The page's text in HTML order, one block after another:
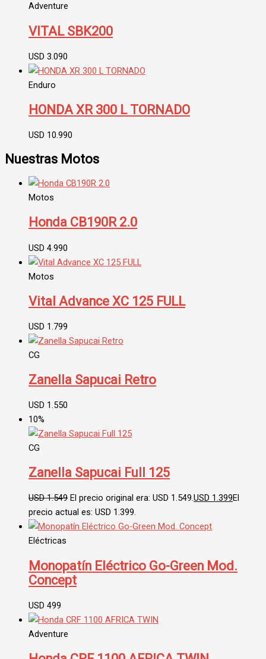
Adventure
VITAL SBK200
USD 3.090
Enduro
HONDA XR 300 L TORNADO
USD 10.990
Nuestras Motos
Motos
Honda CB190R 2.0
USD 4.990
Motos
Vital Advance XC 125 FULL
USD 1.799
CG
Zanella Sapucai Retro
USD 1.550
10%
CG
Zanella Sapucai Full 125
USD1.549 El precio original era: USD 1.549.USD 1.399El
precio actual es: USD 1.399.
Eléctricas
Monopatín Eléctrico Go-Green Mod.
Concept
USD 499
Adventure